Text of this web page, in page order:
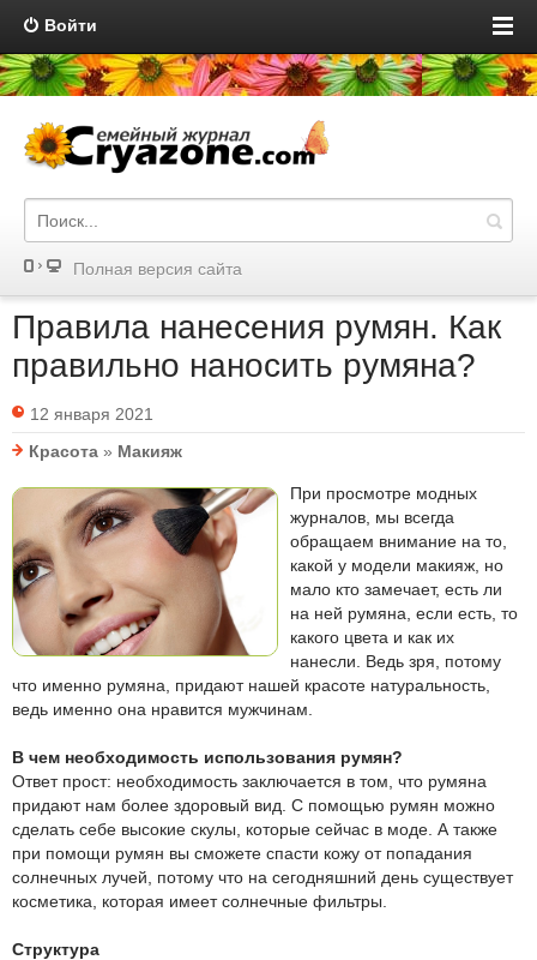
Войти
Полная версия сайта
Правила нанесения румян. Как
правильно наносить румяна?
12 января 2021
Красота » Макияж
При просмотре модных
журналов, мы всегда
обращаем внимание на то,
какой у модели макияж, но
мало кто замечает, есть ли
на ней румяна, если есть, то
какого цвета и как их
нанесли. Ведь зря, потому
что именно румяна, придают нашей красоте натуральность,
ведь именно она нравится мужчинам.
В чем необходимость использования румян?
Ответ прост: необходимость заключается в том, что румяна
придают нам более здоровый вид. С помощью румян можно
сделать себе высокие скулы, которые сейчас в моде. А также
при помощи румян вы сможете спасти кожу от попадания
солнечных лучей, потому что на сегодняшний день существует
косметика, которая имеет солнечные фильтры.
Структура